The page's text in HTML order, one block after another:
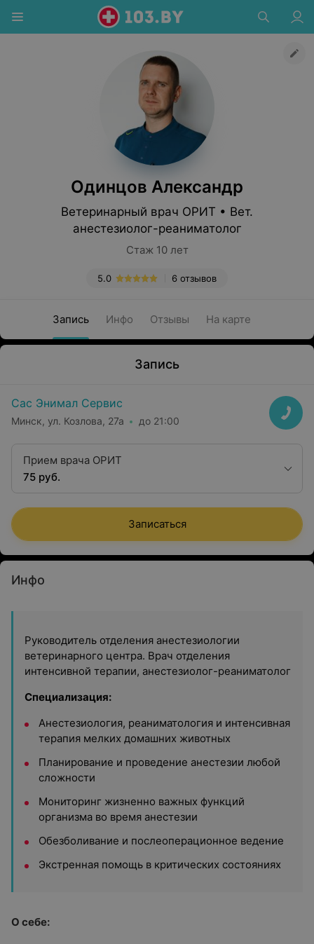
Одинцов Александр
Ветеринарный врач ОРИТ • Вет.
анестезиолог-реаниматолог
Стаж 10 лет
6 отзывов
5.0
Запись Инфо Отзывы На карте
Запись
Сас Энимал Сервис
Минск, ул. Козлова, 27а до 21:00
Прием врача ОРИТ
75 руб.
Записаться
Инфо
Руководитель отделения анестезиологии
ветеринарного центра. Врач отделения
интенсивной терапии, анестезиолог-реаниматолог
Специализация:
Анестезиология, реаниматология и интенсивная
терапия мелких домашних животных
Планирование и проведение анестезии любой
сложности
Мониторинг жизненно важных функций
организма во время анестезии
Обезболивание и послеоперационное ведение
Экстренная помощь в критических состояниях
О себе: